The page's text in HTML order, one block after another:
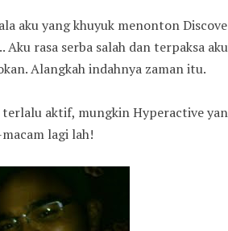
aku yang khuyuk menonton
Aku rasa serba salah dan terpaksa
Alangkah indahnya zaman itu.
terlalu aktif, mungkin Hyperactive
lagi lah!